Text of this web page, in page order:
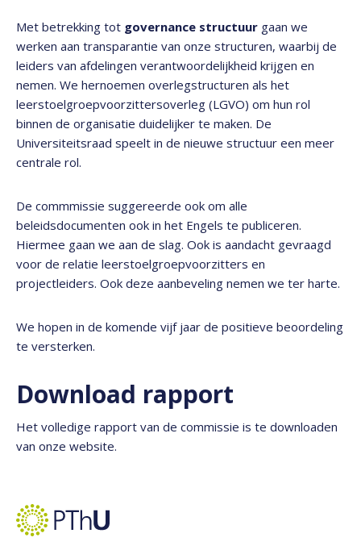
Met betrekking tot governance structuur gaan we
werken aan transparantie van onze structuren, waarbij de
leiders van afdelingen verantwoordelijkheid krijgen en
nemen. We hernoemen overlegstructuren als het
leerstoelgroepvoorzittersoverleg (LGVO) om hun rol
binnen de organisatie duidelijker te maken. De
Universiteitsraad speelt in de nieuwe structuur een meer
centrale rol.
De commmissie suggereerde ook om alle
beleidsdocumenten ook in het Engels te publiceren.
Hiermee gaan we aan de slag. Ook is aandacht gevraagd
voor de relatie leerstoelgroepvoorzitters en
projectleiders. Ook deze aanbeveling nemen we ter harte.
We hopen in de komende vijf jaar de positieve beoordeling
te versterken.
Download rapport
Het volledige rapport van de commissie is te downloaden
van onze website.